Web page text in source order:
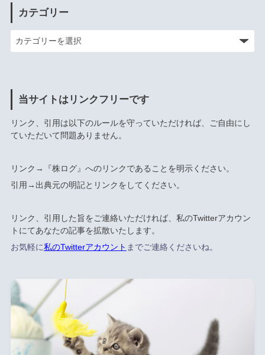
カテゴリー
当サイトはリンクフリーです
リンク、引用は以下のルールを守っていただければ、ご自由にし
ていただいて問題ありません。
リンク→『株ログ』へのリンクであることを明示ください。
引用→出典元の明記とリンクをしてください。
リンク、引用した旨をご連絡いただければ、私のTwitterアカウン
トにてあなたの記事を拡散いたします。
お気軽に私のTwitterアカウント までご連絡くださいね。